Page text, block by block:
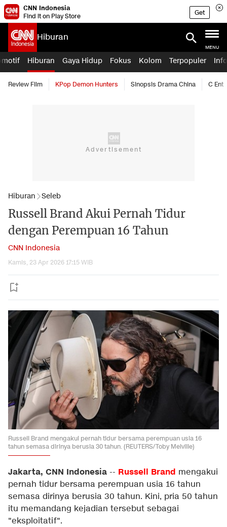
CNN Indonesia
Find it on Play Store
Get
Hiburan
MENU
Hiburan Gaya Hidup Fokus Kolom Terpopuler
Review Film KPop Demon Hunters Sinopsis Drama China C Ent
Hiburan Seleb
Russell Brand Akui Pernah Tidur
dengan Perempuan 16 Tahun
CNN Indonesia
Kamis, 23 Apr 2026 17:15 WIB
Russell Brand mengakui pernah tidur bersama perempuan usia 16
tahun semasa dirinya berusia 30 tahun. (REUTERS/Toby Melville)
Jakarta, CNN Indonesia -- Russell Brand mengakui
pernah tidur bersama perempuan usia 16 tahun
semasa dirinya berusia 30 tahun. Kini, pria 50 tahun
itu memandang kejadian tersebut sebagai
"eksploitatif".